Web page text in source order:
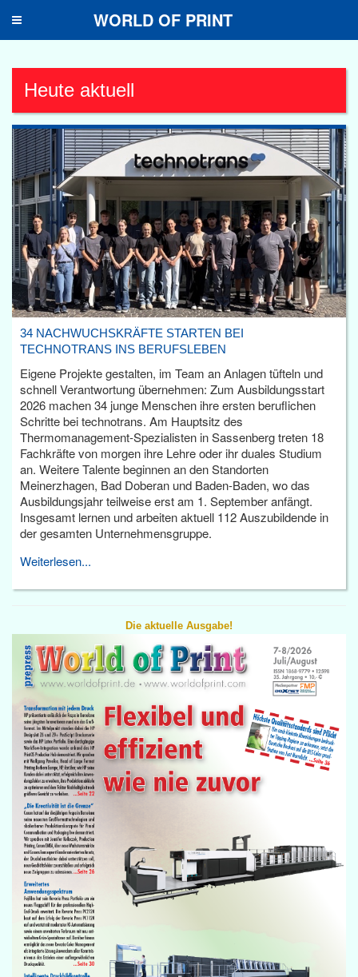
Toggle
WORLD OF PRINT
Heute aktuell
34 NACHWUCHSKRÄFTE STARTEN BEI
TECHNOTRANS INS BERUFSLEBEN
Eigene Projekte gestalten, im Team an Anlagen tüfteln und
schnell Verantwortung übernehmen: Zum Ausbildungsstart
2026 machen 34 junge Menschen ihre ersten beruflichen
Schritte bei technotrans. Am Hauptsitz des
Thermomanagement-Spezialisten in Sassenberg treten 18
Fachkräfte von morgen ihre Lehre oder ihr duales Studium
an. Weitere Talente beginnen an den Standorten
Meinerzhagen, Bad Doberan und Baden-Baden, wo das
Ausbildungsjahr teilweise erst am 1. September anfängt.
Insgesamt lernen und arbeiten aktuell 112 Auszubildende in
der gesamten Unternehmensgruppe.
Weiterlesen...
Die aktuelle Ausgabe!